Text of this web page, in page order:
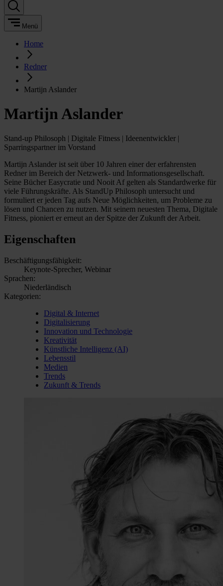
Menü
Home
Redner
Martijn Aslander
Martijn Aslander
Stand-up Philosoph | Digitale Fitness | Ideenentwickler |
Sparringspartner im Vorstand
Martijn Aslander ist seit über 10 Jahren einer der erfahrensten
Redner im Bereich der Netzwerk- und Informationsgesellschaft.
Seine Bücher Easycratie und Nooit Af gelten als Standardwerke für
viele Führungskräfte. Als StandUp Philosoph untersucht und
formuliert er jeden Tag aufs Neue Möglichkeiten, um Probleme zu
lösen und Chancen zu nutzen. Mit seinem neuesten Thema, Digitale
Fitness, pioniert er erneut an der Spitze der Zukunft der Arbeit.
Eigenschaften
Beschäftigungsfähigkeit:
Keynote-Sprecher, Webinar
Sprachen:
Niederländisch
Kategorien:
Digital & Internet
Digitalisierung
Innovation und Technologie
Kreativität
Künstliche Intelligenz (AI)
Lebensstil
Medien
Trends
Zukunft & Trends